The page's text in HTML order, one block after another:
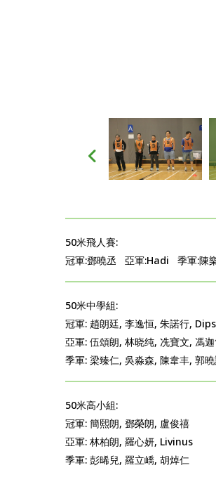
50米飛人賽:
冠軍:鄧曉丞 亞軍:Hadi 季軍:陳
50米中學組:
冠軍: 趙朗廷, 李逸恒, 朱諾行,
亞軍: 伍頌朗, 林晓纯, 冼寶文, 馮
季軍: 梁臻仁, 吳淼森, 陳韋丰, 郭
50米高小組:
冠軍: 簡熙朗, 鄧榮朗, 盧俊禧
亞軍: 林柏朗, 羅心妍, Livinus
季軍: 彭晞兒, 羅立嶠, 胡焯仁